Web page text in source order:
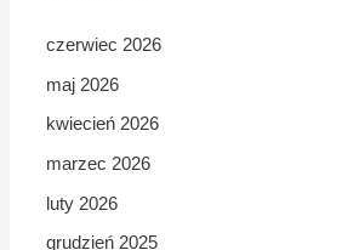
czerwiec 2026
maj 2026
kwiecień 2026
marzec 2026
luty 2026
grudzień 2025